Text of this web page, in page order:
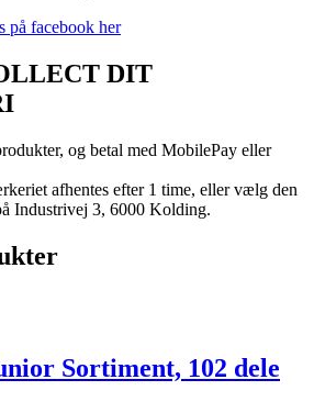
på facebook her
DIT
og betal med MobilePay eller
afhentes efter 1 time, eller vælg den
Industrivej 3, 6000 Kolding.
Sortiment, 102 dele